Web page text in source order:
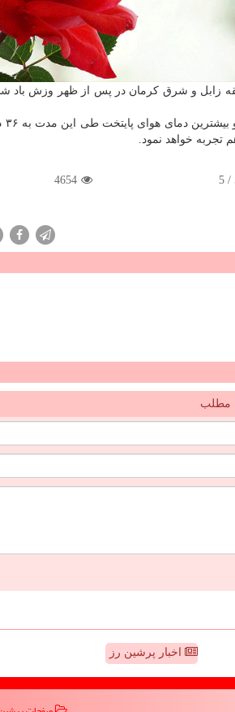
و شرق كرمان در پس از ظهر وزش باد
/
5
4654
مطلب
اخبار پرشین رز